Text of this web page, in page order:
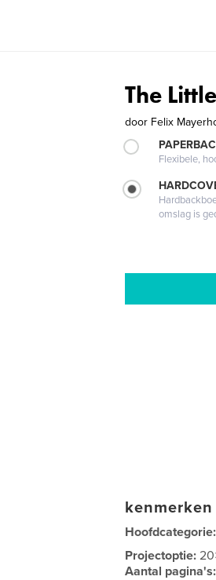
The
door Felix
Flexibele,
omslag is
Hoofdcategorie:
Projectoptie:
Aantal